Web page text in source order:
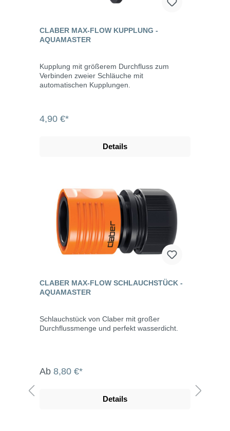
CLABER MAX-FLOW KUPPLUNG -
AQUAMASTER
Kupplung mit größerem Durchfluss zum
Verbinden zweier Schläuche mit
automatischen Kupplungen.
4,90 €*
Details
CLABER MAX-FLOW SCHLAUCHSTÜCK -
AQUAMASTER
Schlauchstück von Claber mit großer
Durchflussmenge und perfekt wasserdicht.
Ab 8,80 €*
Details